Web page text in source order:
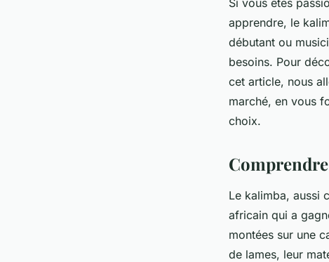
Découvrez les
kalimbas pour tous
Si vous êtes
apprendre, le
débutant ou
besoins. Pour
cet article, nous
marché, en vous
choix.
Le kalimba, aussi
africain qui a
montées sur une
de lames, leur